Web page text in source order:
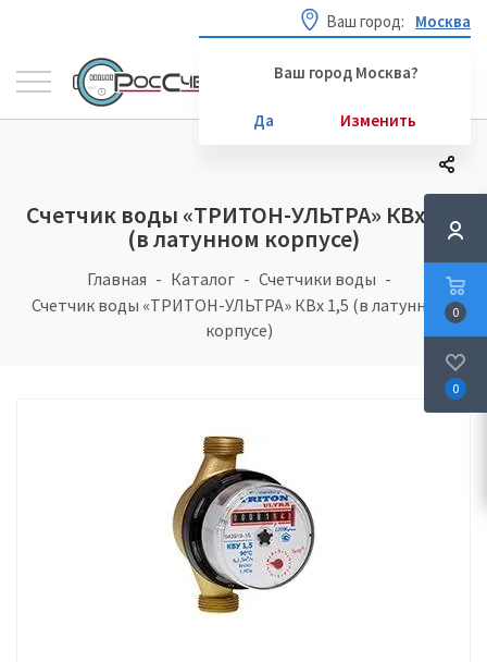
Ваш город: Москва
Ваш город Москва?
Да Изменить
Счетчик воды «ТРИТОН-УЛЬТРА» КВх 1,5
(в латунном корпусе)
Главная Каталог
Счетчики воды
Счетчик воды «ТРИТОН-УЛЬТРА» КВх 1,5 (в латунном
корпусе)
0
0